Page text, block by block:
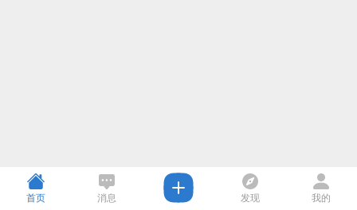
首页 消息 发现 我的